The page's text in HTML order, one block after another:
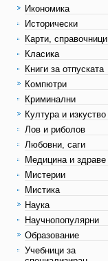
Икономика
Исторически
Карти, справочници
Класика
Книги за отпуската
Компютри
Криминални
Култура и изкуство
Лов и риболов
Любовни, саги
Медицина и здраве
Мистерии
Мистика
Наука
Научнопопулярни
Образование
Учебници за